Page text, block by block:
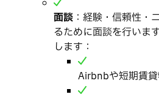
面談 ：経験・信頼性・
るために面談を行いま
します：
Airbnbや短期賃貸